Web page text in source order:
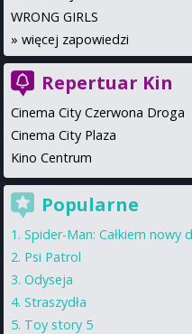
WRONG GIRLS
» więcej zapowiedzi
Repertuar Kin
Cinema City Czerwona Droga
Cinema City Plaza
Kino Centrum
Popularne
Spider-Man: Całkiem nowy
Psi Patrol
Odyseja
Straszydła
Toy story 5